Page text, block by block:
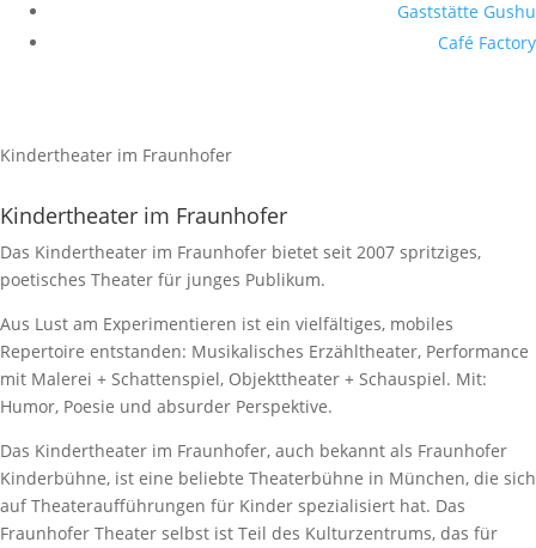
Gaststätte Gushu
Café Factory
Kindertheater im Fraunhofer
Kindertheater im Fraunhofer
Das Kindertheater im Fraunhofer bietet seit 2007 spritziges,
poetisches Theater für junges Publikum.
Aus Lust am Experimentieren ist ein vielfältiges, mobiles
Repertoire entstanden: Musikalisches Erzähltheater, Performance
mit Malerei + Schattenspiel, Objekttheater + Schauspiel. Mit:
Humor, Poesie und absurder Perspektive.
Das Kindertheater im Fraunhofer, auch bekannt als Fraunhofer
Kinderbühne, ist eine beliebte Theaterbühne in München, die sich
auf Theateraufführungen für Kinder spezialisiert hat. Das
Fraunhofer Theater selbst ist Teil des Kulturzentrums, das für